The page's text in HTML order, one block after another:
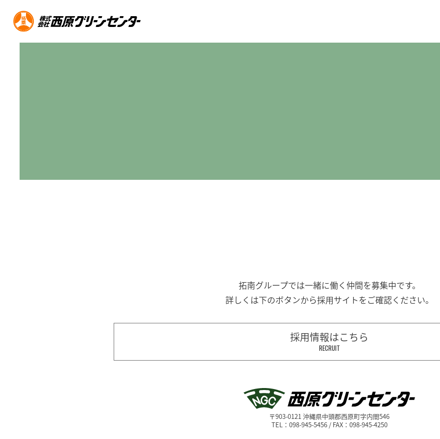
拓南グループでは一緒に働く 仲間を募集中です。
詳しくは下のボタンから採用サイトをご確認ください。
採用情報はこちら
RECRUIT
〒903-0121 沖縄県中頭郡西原町字内間546
TEL：098-945-5456 / FAX：098-945-4250